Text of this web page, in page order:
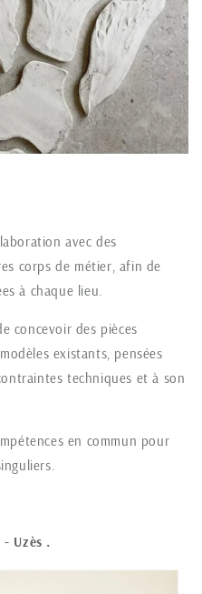
avec des
corps de métier, afin de
à chaque lieu.
concevoir des pièces
existants, pensées
techniques et à son
en commun pour
.